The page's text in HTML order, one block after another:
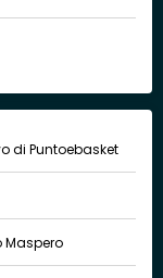
di Puntoebasket
Maspero